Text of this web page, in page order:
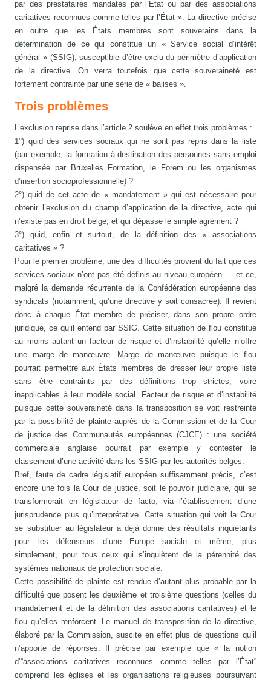
par des prestataires mandatés par l’État ou par des associations
caritatives reconnues comme telles par l’État ». La directive précise
en outre que les États membres sont souverains dans la
détermination de ce qui constitue un « Service social d’intérêt
général » (SSIG), susceptible d’être exclu du périmètre d’application
de la directive. On verra toutefois que cette souveraineté est
fortement contrainte par une série de « balises ».
Trois problèmes
L’exclusion reprise dans l’article 2 soulève en effet trois problèmes :
1°) quid des services sociaux qui ne sont pas repris dans la liste
(par exemple, la formation à destination des personnes sans emploi
dispensée par Bruxelles Formation, le Forem ou les organismes
d’insertion socioprofessionnelle) ?
2°) quid de cet acte de « mandatement » qui est nécessaire pour
obtenir l’exclusion du champ d’application de la directive, acte qui
n’existe pas en droit belge, et qui dépasse le simple agrément ?
3°) quid, enfin et surtout, de la définition des « associations
caritatives » ?
Pour le premier problème, une des difficultés provient du fait que ces
services sociaux n’ont pas été définis au niveau européen — et ce,
malgré la demande récurrente de la Confédération européenne des
syndicats (notamment, qu’une directive y soit consacrée). Il revient
donc à chaque État membre de préciser, dans son propre ordre
juridique, ce qu’il entend par SSIG. Cette situation de flou constitue
au moins autant un facteur de risque et d’instabilité qu’elle n’offre
une marge de manœuvre. Marge de manœuvre puisque le flou
pourrait permettre aux États membres de dresser leur propre liste
sans être contraints par des définitions trop strictes, voire
inapplicables à leur modèle social. Facteur de risque et d’instabilité
puisque cette souveraineté dans la transposition se voit restreinte
par la possibilité de plainte auprès de la Commission et de la Cour
de justice des Communautés européennes (CJCE) : une société
commerciale anglaise pourrait par exemple y contester le
classement d’une activité dans les SSIG par les autorités belges.
Bref, faute de cadre législatif européen suffisamment précis, c’est
encore une fois la Cour de justice, soit le pouvoir judiciaire, qui se
transformerait en législateur de facto, via l’établissement d’une
jurisprudence plus qu’interprétative. Cette situation qui voit la Cour
se substituer au législateur a déjà donné des résultats inquiétants
pour les défenseurs d’une Europe sociale et même, plus
simplement, pour tous ceux qui s’inquiètent de la pérennité des
systèmes nationaux de protection sociale.
Cette possibilité de plainte est rendue d’autant plus probable par la
difficulté que posent les deuxième et troisième questions (celles du
mandatement et de la définition des associations caritatives) et le
flou qu’elles renforcent. Le manuel de transposition de la directive,
élaboré par la Commission, suscite en effet plus de questions qu’il
n’apporte de réponses. Il précise par exemple que « la notion
d’“associations caritatives reconnues comme telles par l’État”
comprend les églises et les organisations religieuses poursuivant